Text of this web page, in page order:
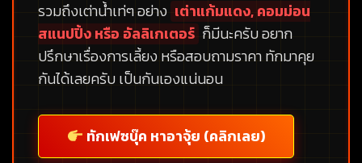
รวมถึงเต่าน้ำเท่ๆ อย่าง เต่าแก้มแดง, คอมม่อน
สแนปปิ้ง หรือ อัลลิเกเตอร์ ก็มีนะครับ อยาก
ปรึกษาเรื่องการเลี้ยง หรือสอบถามราคา ทักมาคุย
กันได้เลยครับ เป็นกันเองแน่นอน
ทักเฟซบุ๊ค หาอาจุ้ย (คลิกเลย)